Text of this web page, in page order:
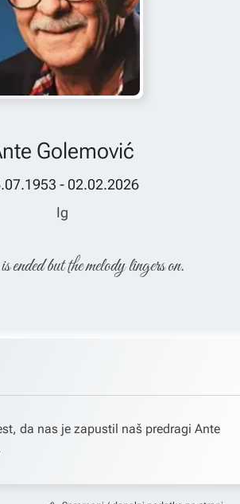
Golemović
- 02.02.2026
Ig
ended but the melody lingers on.
da nas je zapustil naš predragi Ante